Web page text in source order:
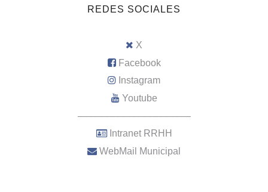
REDES SOCIALES
X
Facebook
Instagram
Youtube
–––––––––––––––––––––
Intranet RRHH
WebMail Municipal